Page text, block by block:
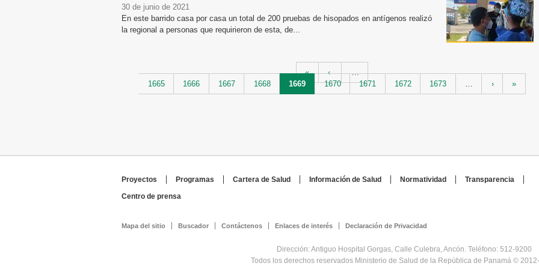
30 de junio de 2021
En este barrido casa por casa un total de 200 pruebas de hisopados en antígenos realizó
la regional a personas que requirieron de esta, de...
« ‹
…
1665
1666 1667 1668 1669 1670 1671 1672 1673 › »
Proyectos Programas Cartera de Salud Información de Salud Normatividad
Transparencia
Centro de prensa
Mapa del sitio Buscador Contáctenos Enlaces de interés Declaración de Privacidad
Dirección: Antiguo Hospital Gorgas, Calle Culebra, Ancón. Teléfono: 512-9200
Todos los derechos reservados Ministerio de Salud de la República de Panamá ©